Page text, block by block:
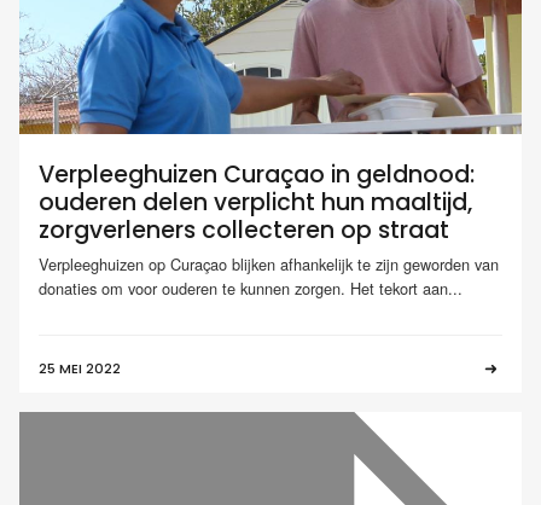
Verpleeghuizen Curaçao in geldnood:
ouderen delen verplicht hun maaltijd,
zorgverleners collecteren op straat
Verpleeghuizen op Curaçao blijken afhankelijk te zijn geworden van
donaties om voor ouderen te kunnen zorgen. Het tekort aan...
25 MEI 2022